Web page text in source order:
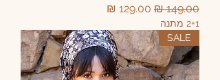
מחיר רגיל מחיר מבצע
2+1 מתנה
SALE